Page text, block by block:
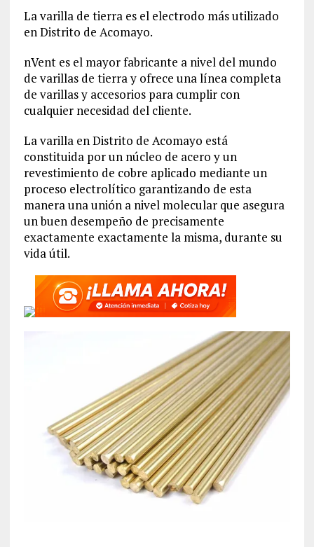
La varilla de tierra es el electrodo más utilizado
en Distrito de Acomayo‎.
nVent es el mayor fabricante a nivel del mundo
de varillas de tierra y ofrece una línea completa
de varillas y accesorios para cumplir con
cualquier necesidad del cliente.
La varilla en Distrito de Acomayo‎ está
constituida por un núcleo de acero y un
revestimiento de cobre aplicado mediante un
proceso electrolítico garantizando de esta
manera una unión a nivel molecular que asegura
un buen desempeño de precisamente
exactamente exactamente la misma, durante su
vida útil.